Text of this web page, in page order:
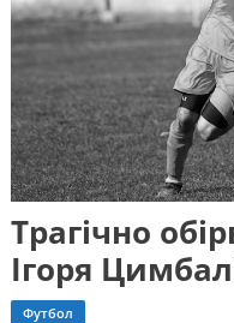
Трагічно
Ігоря
Футбол